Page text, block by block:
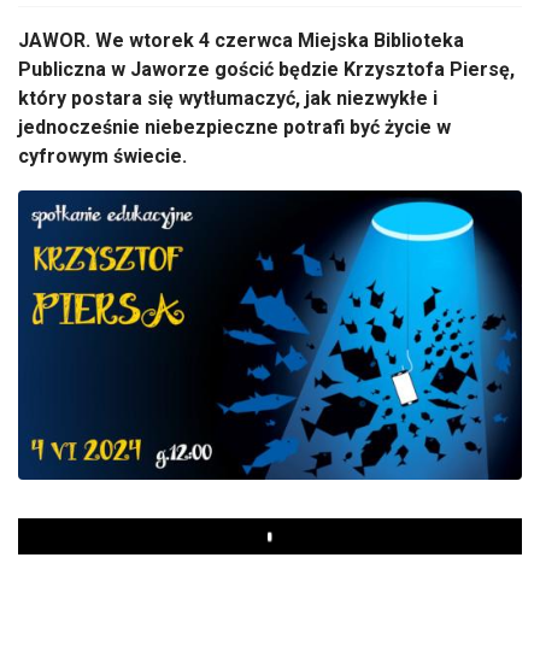
JAWOR. We wtorek 4 czerwca Miejska Biblioteka
Publiczna w Jaworze gościć będzie Krzysztofa Piersę,
który postara się wytłumaczyć, jak niezwykłe i
jednocześnie niebezpieczne potrafi być życie w
cyfrowym świecie.
Play